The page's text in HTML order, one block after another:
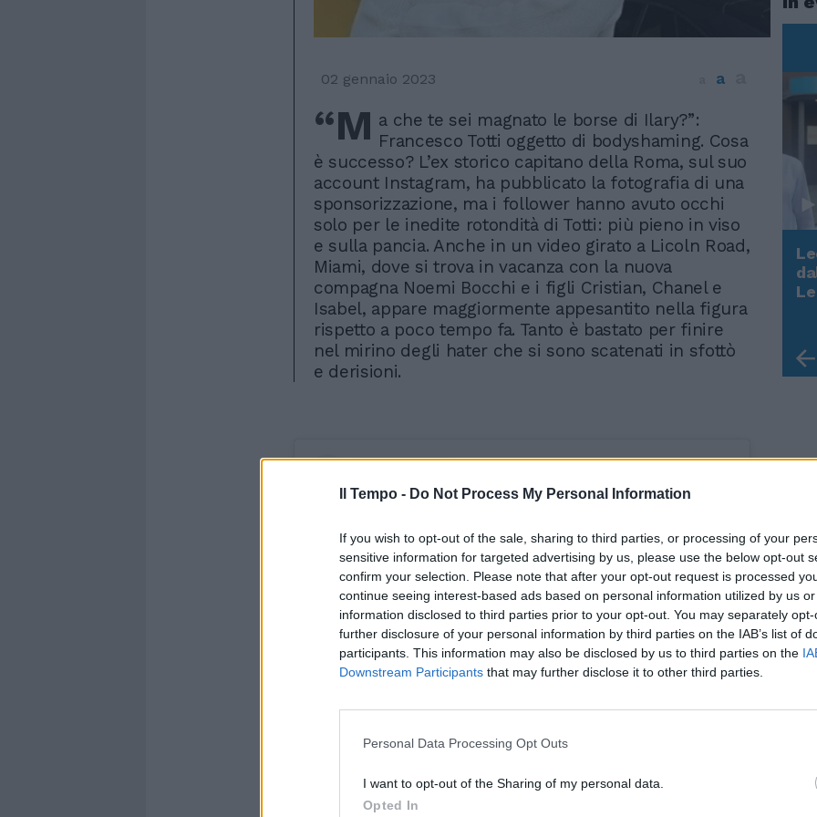
Il Tempo - Do Not Process My Personal Information
If you wish to opt-out of the sale, sharing to third parties, or processing of your
sensitive information for targeted advertising by us, please use the below opt-out
confirm your selection. Please note that after your opt-out request is processed
continue seeing interest-based ads based on personal information utilized by us
information disclosed to third parties prior to your opt-out. You may separately
further disclosure of your personal information by third parties on the IAB’s list of
participants. This information may also be disclosed by us to third parties on the
Downstream Participants that may further disclose it to other third parties.
Personal Data Processing Opt Outs
I want to opt-out of the Sharing of my personal data.
Opted In
02 gennaio 2023 a
“M a che te sei magnato le borse di Ilary?”:
Francesco Totti oggetto di bodyshaming. Cosa
è successo? L’ex storico capitano della Roma, sul suo
account Instagram, ha pubblicato la fotografia di una
sponsorizzazione, ma i follower hanno avuto occhi
solo per le inedite rotondità di Totti: più pieno in viso
e sulla pancia. Anche in un video girato a Licoln Road,
Miami, dove si trova in vacanza con la nuova
compagna Noemi Bocchi e i figli Cristian, Chanel e
Isabel, appare maggiormente appesantito nella figura
rispetto a poco tempo fa. Tanto è bastato per finire
nel mirino degli hater che si sono scatenati in sfottò
e derisioni.
Rudy Giuliani a Come States?
Trump, Meloni e la strategia
americana